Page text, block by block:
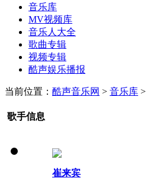
音乐库
MV视频库
音乐人大全
歌曲专辑
视频专辑
酷声娱乐播报
当前位置： 酷声音乐网 > 音乐库 >
歌手信息
崔来宾